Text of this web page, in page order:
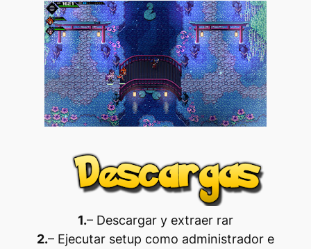
1.– Descargar y extraer rar
2.– Ejecutar setup como administrador e